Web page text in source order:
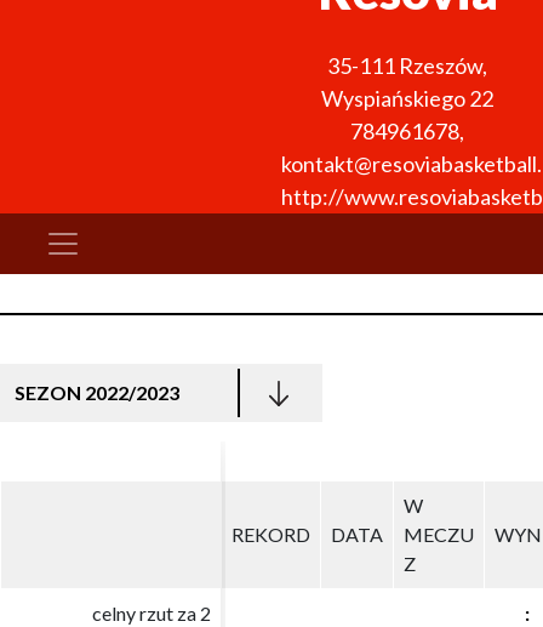
35-111 Rzeszów,
Wyspiańskiego 22
784961678,
http://
SEZON 2022/2023
REKORD DATA
W
MECZU
Z
celny rzut za 2 :
REKORD DATA
W
MECZU
Z
celny rzut za 2 :